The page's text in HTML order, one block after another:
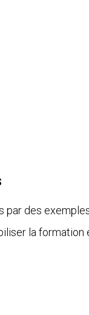
des
la formation